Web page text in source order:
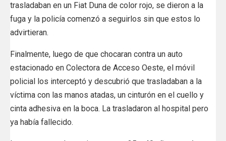
trasladaban en un Fiat Duna de color rojo, se dieron a la
fuga y la policía comenzó a seguirlos sin que estos lo
advirtieran.
Finalmente, luego de que chocaran contra un auto
estacionado en Colectora de Acceso Oeste, el móvil
policial los interceptó y descubrió que trasladaban a la
víctima con las manos atadas, un cinturón en el cuello y
cinta adhesiva en la boca. La trasladaron al hospital pero
ya había fallecido.